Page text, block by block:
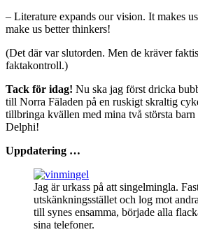
– Literature expands our vision. It makes
make us better thinkers!
(Det där var slutorden. Men de kräver
faktakontroll.)
Tack för idag! Nu ska jag först dricka
till Norra Fäladen på en ruskigt skraltig
tillbringa kvällen med mina två största barn
Delphi!
Uppdatering …
Jag är urkass på att singelmingla.
utskänkningsstället och log mot
till synes ensamma, började alla
sina telefoner.